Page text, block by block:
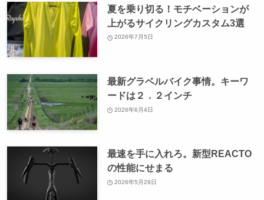
夏を乗り切る！モチベーションが
上がるサイクリングカスタム3選
2026年7月5日
最新グラベルバイク事情。キーワ
ードは２．２インチ
2026年6月4日
最速を手に入れろ。新型REACTO
の性能にせまる
2026年5月29日